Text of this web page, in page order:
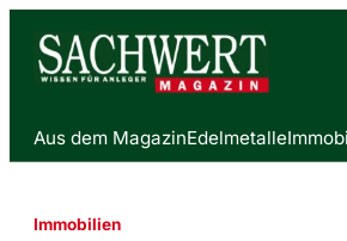
Aus dem MagazinEdelmetalle
Immobilien